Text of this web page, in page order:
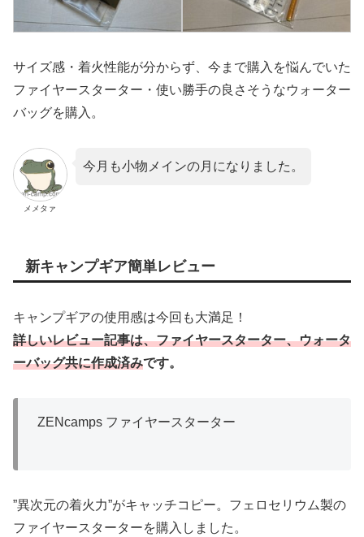
サイズ感・着火性能が分からず、今まで購入を悩んでいた
ファイヤースターター・使い勝手の良さそうなウォーター
バッグを購入。
メメタァ
今月も小物メインの月になりました。
新キャンプギア簡単レビュー
キャンプギアの使用感は今回も大満足！
詳しいレビュー記事は、ファイヤースターター、ウォータ
ーバッグ共に作成済みです。
ZENcamps ファイヤースターター
”異次元の着火力”がキャッチコピー。フェロセリウム製の
ファイヤースターターを購入しました。